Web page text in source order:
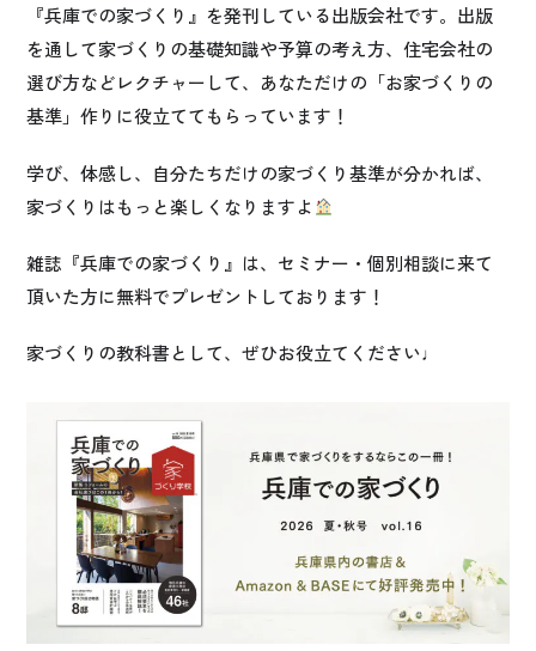
『兵庫での家づくり』を発刊している出版会社です。出版
を通して家づくりの基礎知識や予算の考え方、住宅会社の
選び方などレクチャーして、あなただけの「お家づくりの
基準」作りに役立ててもらっています！
学び、体感し、自分たちだけの家づくり基準が分かれば、
家づくりはもっと楽しくなりますよ
雑誌『兵庫での家づくり』は、セミナー・個別相談に来て
頂いた方に無料でプレゼントしております！
家づくりの教科書として、ぜひお役立てください♩